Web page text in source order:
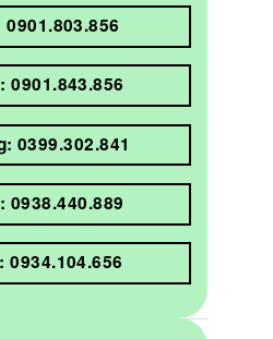
0901.803.856
0901.843.856
0399.302.841
0938.440.889
0934.104.656